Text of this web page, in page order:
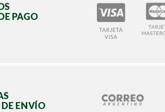
PAGO
ENVÍO